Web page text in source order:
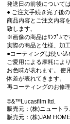
発送日の前後について
● ご注文手続き完了後
商品内容とご注文内容
致します。
※画像の商品はｻﾝﾌﾟﾙで
実際の商品と仕様、加
●コーティングは使い込
ご愛用による摩耗によ
お色味が表れます。 使
体差が表れてきます。
再コーティングのお修
©&™Lucasfilm ltd.
販売元：(株)ニュート
販売元：(株)JAM